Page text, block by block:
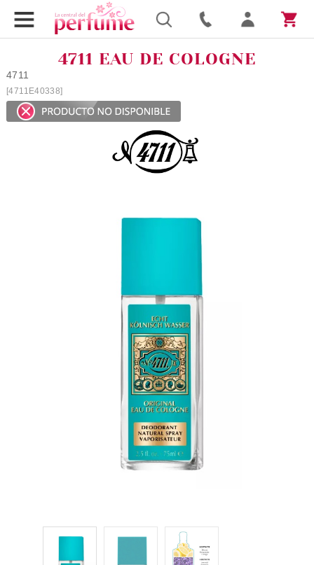
4711 EAU DE COLOGNE
4711
[4711E40338]